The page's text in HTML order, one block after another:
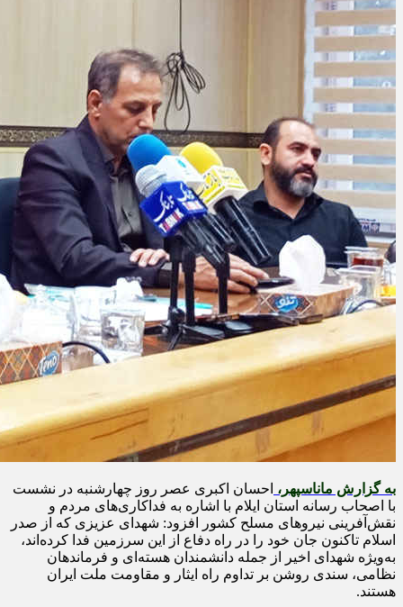
به گزارش ماناسپهر، احسان اکبری عصر روز چهارشنبه در نشست
با اصحاب رسانه استان ایلام با اشاره به فداکاری‌های مردم و
نقش‌آفرینی نیروهای مسلح کشور افزود: شهدای عزیزی که از صدر
اسلام تاکنون جان خود را در راه دفاع از این سرزمین فدا کرده‌اند،
به‌ویژه شهدای اخیر از جمله دانشمندان هسته‌ای و فرماندهان
نظامی، سندی روشن بر تداوم راه ایثار و مقاومت ملت ایران
هستند.